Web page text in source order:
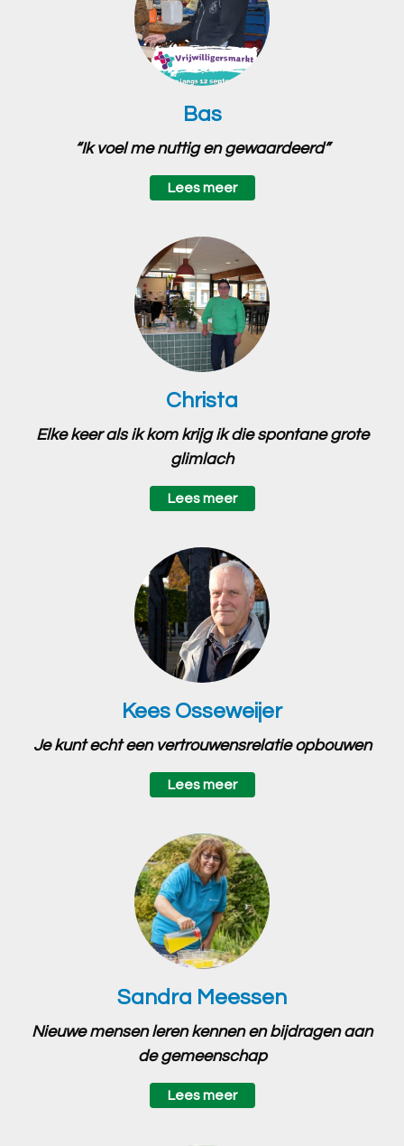
Bas
“Ik voel me nuttig en gewaardeerd”
Lees meer
Christa
Elke keer als ik kom krijg ik die spontane grote
glimlach
Lees meer
Kees Osseweijer
Je kunt echt een vertrouwensrelatie opbouwen
Lees meer
Sandra Meessen
Nieuwe mensen leren kennen en bijdragen aan
de gemeenschap
Lees meer